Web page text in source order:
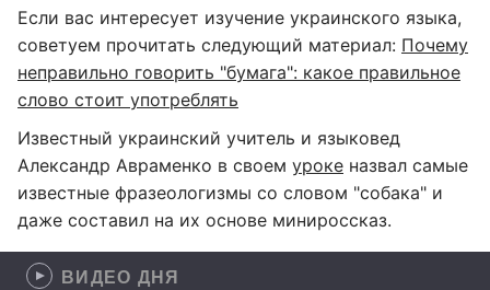
Если вас интересует изучение украинского языка,
советуем прочитать следующий материал: Почему
неправильно говорить "бумага": какое правильное
слово стоит употреблять
Известный украинский учитель и языковед
Александр Авраменко в своем уроке назвал самые
известные фразеологизмы со словом "собака" и
даже составил на их основе минироссказ.
ВИДЕО ДНЯ